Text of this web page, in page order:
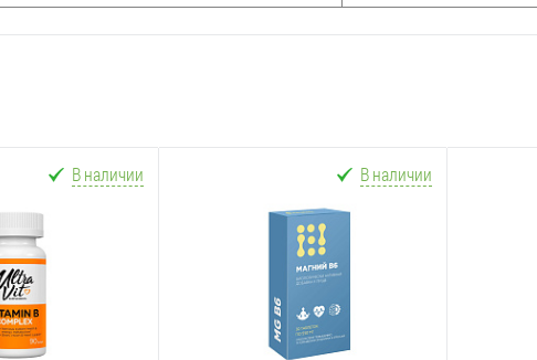
В наличии В наличии